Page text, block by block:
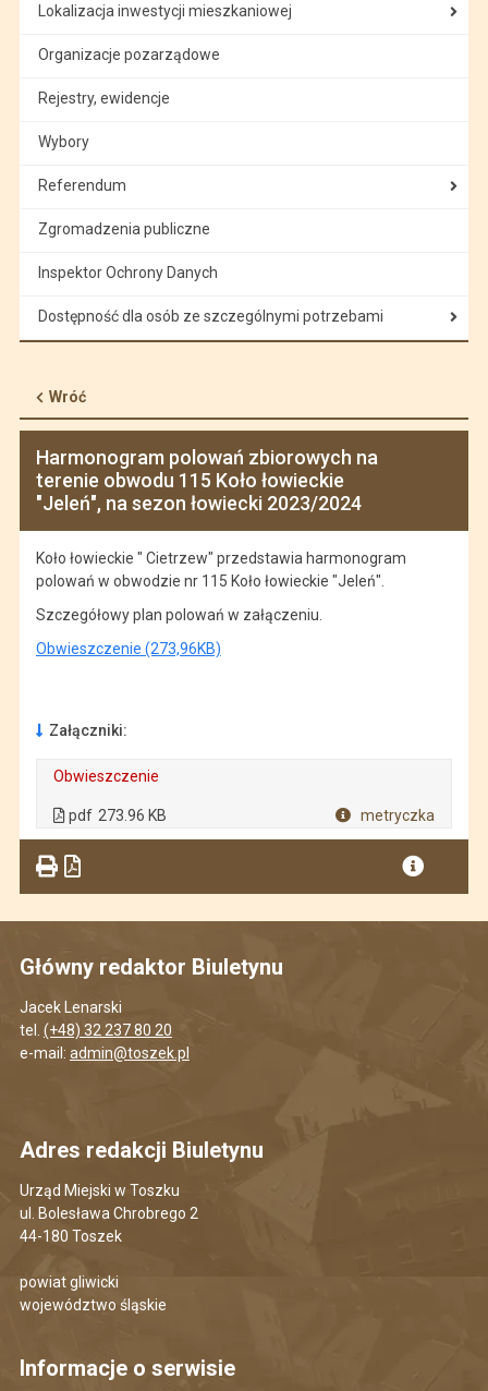
Lokalizacja inwestycji mieszkaniowej
Organizacje pozarządowe
Rejestry, ewidencje
Wybory
Referendum
Zgromadzenia publiczne
Inspektor Ochrony Danych
Dostępność dla osób ze szczególnymi potrzebami
Wróć
Harmonogram polowań zbiorowych na
terenie obwodu 115 Koło łowieckie
"Jeleń", na sezon łowiecki 2023/2024
Koło łowieckie " Cietrzew" przedstawia harmonogram
polowań w obwodzie nr 115 Koło łowieckie "Jeleń".
Szczegółowy plan polowań w załączeniu.
Obwieszczenie (273,96KB)
Załączniki:
Obwieszczenie
pdf 273.96 KB metryczka
Główny redaktor Biuletynu
Jacek Lenarski
tel. (+48) 32 237 80 20
e-mail: admin@toszek.pl
Adres redakcji Biuletynu
Urząd Miejski w Toszku
ul. Bolesława Chrobrego 2
44-180 Toszek
powiat gliwicki
województwo śląskie
Informacje o serwisie